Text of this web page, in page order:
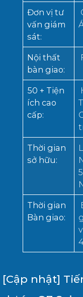
Đơn vị tư
vấn giám
sát:
Nội thất
bàn giao:
50 + Tiện
ích cao
cấp:
Thời gian
sở hữu:
Thời gian
Bàn giao:
[Cập nhật]